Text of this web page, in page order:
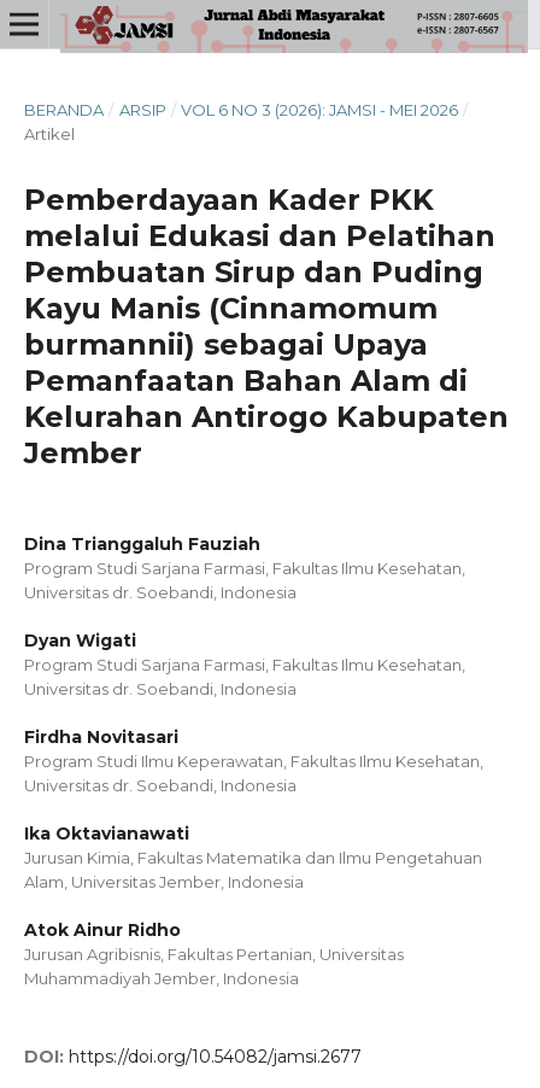
BERANDA / ARSIP / VOL 6 NO 3 (2026): JAMSI - MEI 2026 /
Artikel
Pemberdayaan Kader PKK
melalui Edukasi dan Pelatihan
Pembuatan Sirup dan Puding
Kayu Manis (Cinnamomum
burmannii) sebagai Upaya
Pemanfaatan Bahan Alam di
Kelurahan Antirogo Kabupaten
Jember
Dina Trianggaluh Fauziah
Program Studi Sarjana Farmasi, Fakultas Ilmu Kesehatan,
Universitas dr. Soebandi, Indonesia
Dyan Wigati
Program Studi Sarjana Farmasi, Fakultas Ilmu Kesehatan,
Universitas dr. Soebandi, Indonesia
Firdha Novitasari
Program Studi Ilmu Keperawatan, Fakultas Ilmu Kesehatan,
Universitas dr. Soebandi, Indonesia
Ika Oktavianawati
Jurusan Kimia, Fakultas Matematika dan Ilmu Pengetahuan
Alam, Universitas Jember, Indonesia
Atok Ainur Ridho
Jurusan Agribisnis, Fakultas Pertanian, Universitas
Muhammadiyah Jember, Indonesia
DOI: https://doi.org/10.54082/jamsi.2677